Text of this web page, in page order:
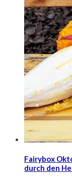
Fairybox
durch den